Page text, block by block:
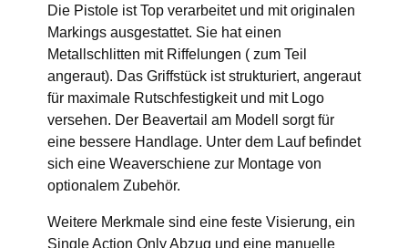
Die Pistole ist Top verarbeitet und mit originalen
Markings ausgestattet. Sie hat einen
Metallschlitten mit Riffelungen ( zum Teil
angeraut). Das Griffstück ist strukturiert, angeraut
für maximale Rutschfestigkeit und mit Logo
versehen. Der Beavertail am Modell sorgt für
eine bessere Handlage. Unter dem Lauf befindet
sich eine Weaverschiene zur Montage von
optionalem Zubehör.
Weitere Merkmale sind eine feste Visierung, ein
Single Action Only Abzug und eine manuelle